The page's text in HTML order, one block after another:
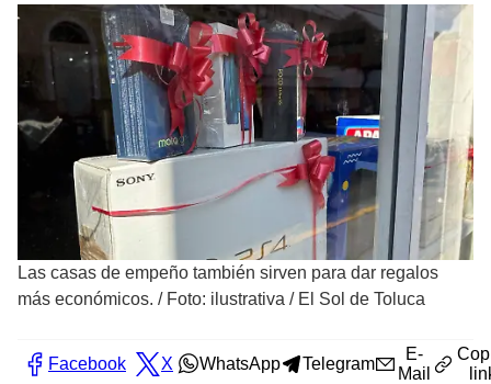
Las casas de empeño también sirven para dar regalos
más económicos. / Foto: ilustrativa / El Sol de Toluca
Facebook X WhatsApp Telegram
E-
Mail